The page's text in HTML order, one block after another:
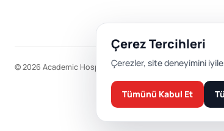
© 2026 Academic Hospital. Tüm hakları saklıdır.
Çerez Tercihleri
Çerezler, site deneyimini
Tümünü Kabul Et